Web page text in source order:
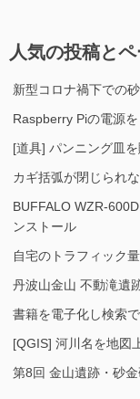
人気の投稿と
新型コロナ禍下での
Raspberry Piの電源
[道具] パンニング皿を
カギ括弧が閉じられ
BUFFALO WZR-
ンストール
自宅のトラフィック
丹波山金山 不動滝遺
書籍を電子化し検索
[QGIS] 河川名を地図
第8回 金山遺跡・砂